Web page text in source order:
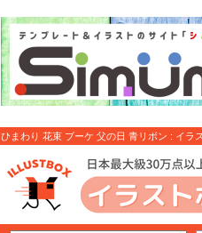
ひまわり 花束 ブーケ 父の日 青リボン : イラ